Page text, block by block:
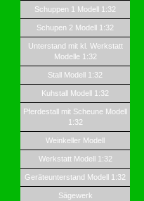
Schuppen 1 Modell 1:32
Schupen 2 Modell 1:32
Unterstand mit kl. Werkstatt
Modelle 1:32
Stall Modell 1:32
Kuhstall Modell 1:32
Pferdestall mit Scheune Modell
1:32
Weinkeller Modell
Werkstatt Modell 1:32
Geräteunterstand Modell 1:32
Sägewerk